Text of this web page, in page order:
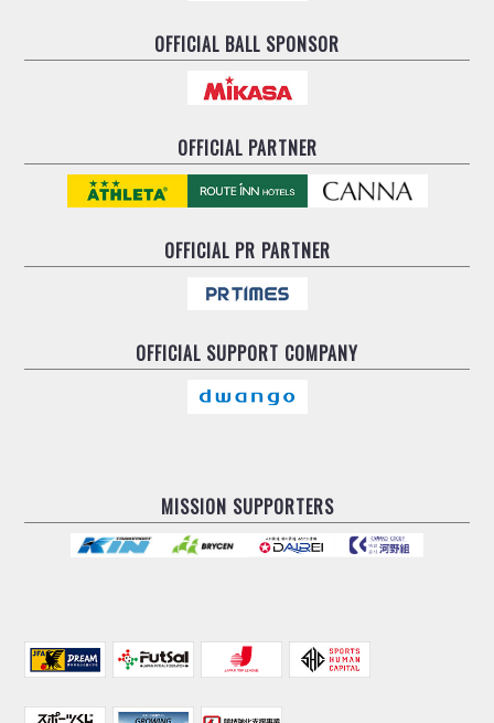
OFFICIAL BALL SPONSOR
OFFICIAL PARTNER
OFFICIALPR PARTNER
OFFICIAL SUPPORT COMPANY
MISSION SUPPORTERS